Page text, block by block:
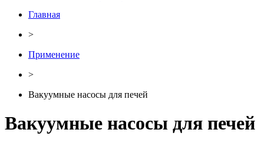
Главная
>
Применение
>
Вакуумные насосы для печей
Вакуумные насосы для печей